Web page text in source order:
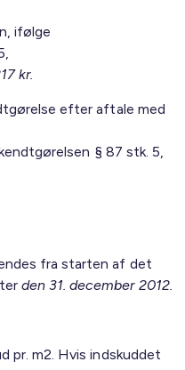
ifølge
kr.
efter aftale med
§ 87 stk. 5,
fra starten af det
den 31. december 2012.
m2. Hvis indskuddet